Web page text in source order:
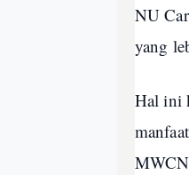
NU
yang
Hal ini